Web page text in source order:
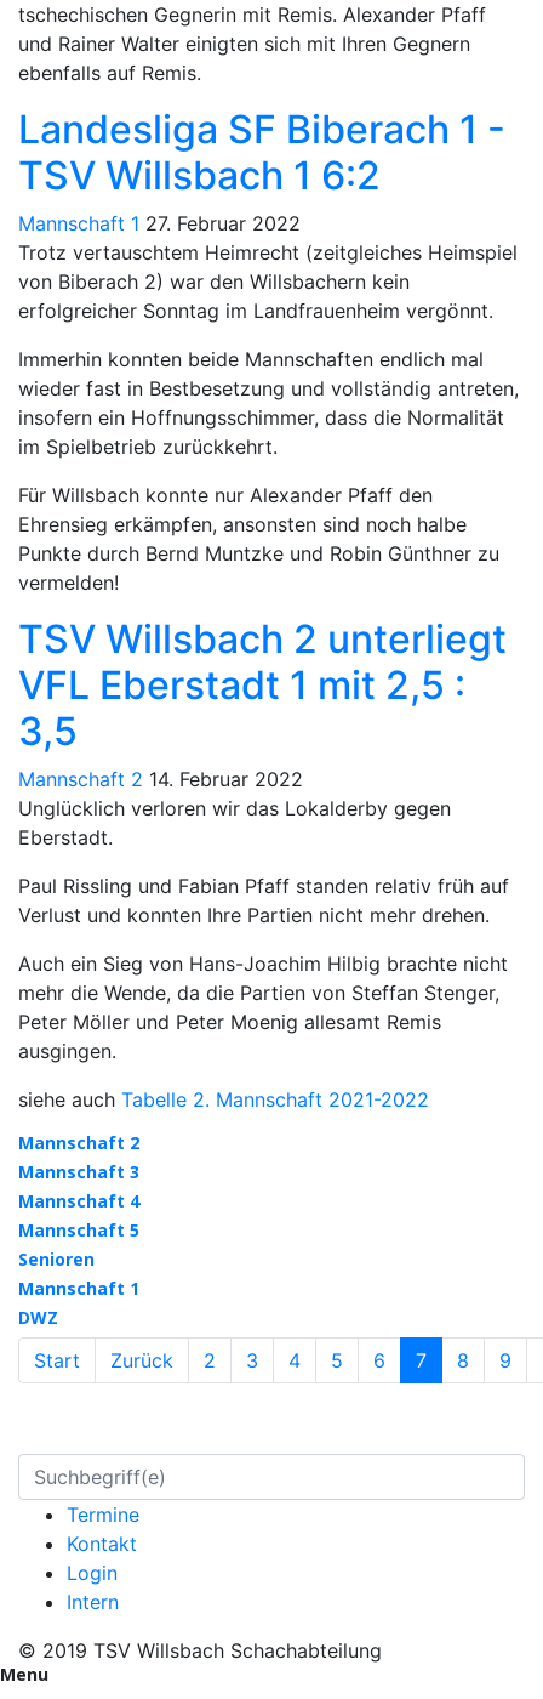
tschechischen Gegnerin mit Remis. Alexander Pfaff
und Rainer Walter einigten sich mit Ihren Gegnern
ebenfalls auf Remis.
Landesliga SF Biberach 1 -
TSV Willsbach 1 6:2
Mannschaft 1 27. Februar 2022
Trotz vertauschtem Heimrecht (zeitgleiches Heimspiel
von Biberach 2) war den Willsbachern kein
erfolgreicher Sonntag im Landfrauenheim vergönnt.
Immerhin konnten beide Mannschaften endlich mal
wieder fast in Bestbesetzung und vollständig antreten,
insofern ein Hoffnungsschimmer, dass die Normalität
im Spielbetrieb zurückkehrt.
Für Willsbach konnte nur Alexander Pfaff den
Ehrensieg erkämpfen, ansonsten sind noch halbe
Punkte durch Bernd Muntzke und Robin Günthner zu
vermelden!
TSV Willsbach 2 unterliegt
VFL Eberstadt 1 mit 2,5 :
3,5
Mannschaft 2 14. Februar 2022
Unglücklich verloren wir das Lokalderby gegen
Eberstadt.
Paul Rissling und Fabian Pfaff standen relativ früh auf
Verlust und konnten Ihre Partien nicht mehr drehen.
Auch ein Sieg von Hans-Joachim Hilbig brachte nicht
mehr die Wende, da die Partien von Steffan Stenger,
Peter Möller und Peter Moenig allesamt Remis
ausgingen.
siehe auch Tabelle 2. Mannschaft 2021-2022
Mannschaft 2
Mannschaft 3
Mannschaft 4
Mannschaft 5
Senioren
Mannschaft 1
DWZ
Start Zurück 2 3 4 5 6 7 8 9
Termine
Kontakt
Login
Intern
© 2019 TSV Willsbach Schachabteilung
Menu